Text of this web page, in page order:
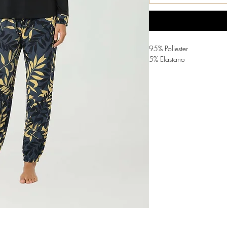
95% Poliester
5% Elastano